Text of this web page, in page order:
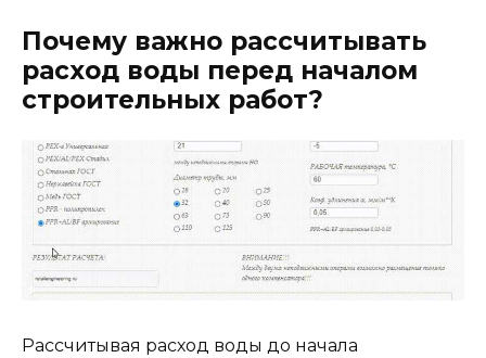
Почему важно рассчитывать
расход воды перед началом
строительных работ?
Рассчитывая расход воды до начала